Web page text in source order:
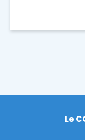
Footer
Le